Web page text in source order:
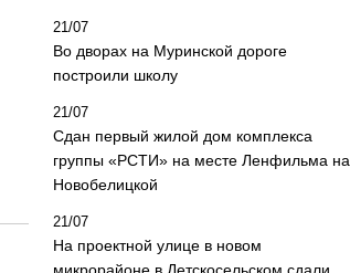
21/07
Во дворах на Муринской дороге
построили школу
21/07
Сдан первый жилой дом комплекса
группы «РСТИ» на месте Ленфильма на
Новобелицкой
21/07
На проектной улице в новом